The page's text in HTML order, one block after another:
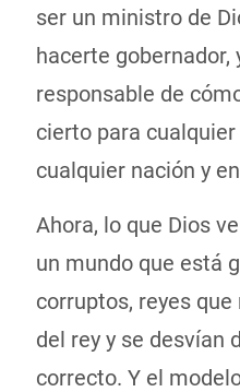
ser un ministro de
hacerte gobernador,
responsable de
cierto para
cualquier nación y
Ahora, lo que Dios
un mundo que está
corruptos, reyes
del rey y se desvían
correcto. Y el